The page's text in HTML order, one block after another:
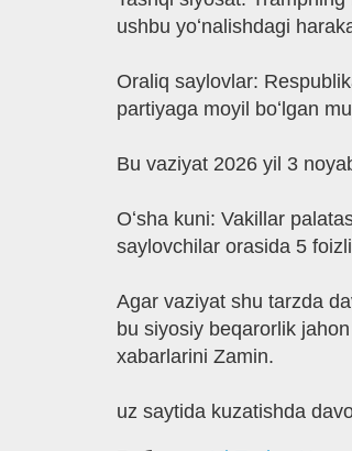
ushbu yoʻnalishdagi
Oraliq saylovlar:
partiyaga moyil boʻlgan
Bu vaziyat 2026 yil 3
Oʻsha kuni: Vakillar
saylovchilar orasida 5
Agar vaziyat shu tarzda
bu siyosiy beqarorlik
xabarlarini Zamin.
uz saytida kuzatishda